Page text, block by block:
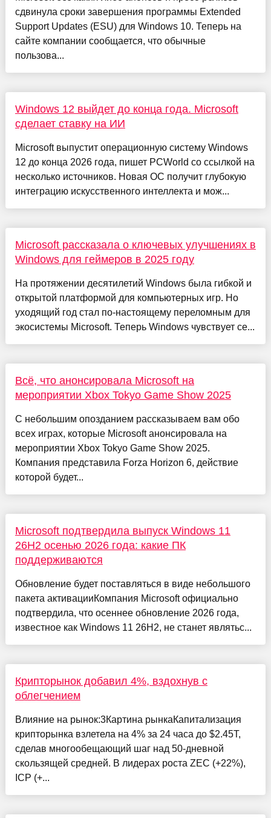
сдвинула сроки завершения программы Extended
Support Updates (ESU) для Windows 10. Теперь на
сайте компании сообщается, что обычные
пользова...
Windows 12 выйдет до конца года. Microsoft
сделает ставку на ИИ
Microsoft выпустит операционную систему Windows
12 до конца 2026 года, пишет PCWorld со ссылкой на
несколько источников. Новая ОС получит глубокую
интеграцию искусственного интеллекта и мож...
Microsoft рассказала о ключевых улучшениях в
Windows для геймеров в 2025 году
На протяжении десятилетий Windows была гибкой и
открытой платформой для компьютерных игр. Но
уходящий год стал по-настоящему переломным для
экосистемы Microsoft. Теперь Windows чувствует се...
Всё, что анонсировала Microsoft на
мероприятии Xbox Tokyo Game Show 2025
С небольшим опозданием рассказываем вам обо
всех играх, которые Microsoft анонсировала на
мероприятии Xbox Tokyo Game Show 2025.
Компания представила Forza Horizon 6, действие
которой будет...
Microsoft подтвердила выпуск Windows 11
26H2 осенью 2026 года: какие ПК
поддерживаются
Обновление будет поставляться в виде небольшого
пакета активацииКомпания Microsoft официально
подтвердила, что осеннее обновление 2026 года,
известное как Windows 11 26H2, не станет являтьс...
Крипторынок добавил 4%, вздохнув с
облегчением
Влияние на рынок:3Картина рынкаКапитализация
крипторынка взлетела на 4% за 24 часа до $2.45T,
сделав многообещающий шаг над 50-дневной
скользящей средней. В лидерах роста ZEC (+22%),
ICP (+...